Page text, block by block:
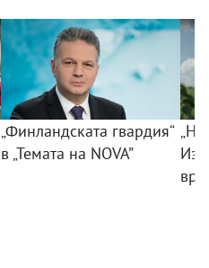
„Финландската гвардия“
в „Темата на NOVA”